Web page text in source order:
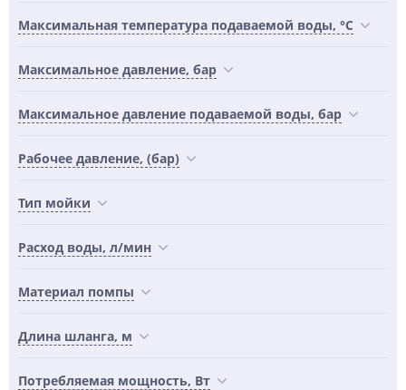
Максимальная температура подаваемой воды, °С
Максимальное давление, бар
Максимальное давление подаваемой воды, бар
Рабочее давление, (бар)
Тип мойки
Расход воды, л/мин
Материал помпы
Длина шланга, м
Потребляемая мощность, Вт